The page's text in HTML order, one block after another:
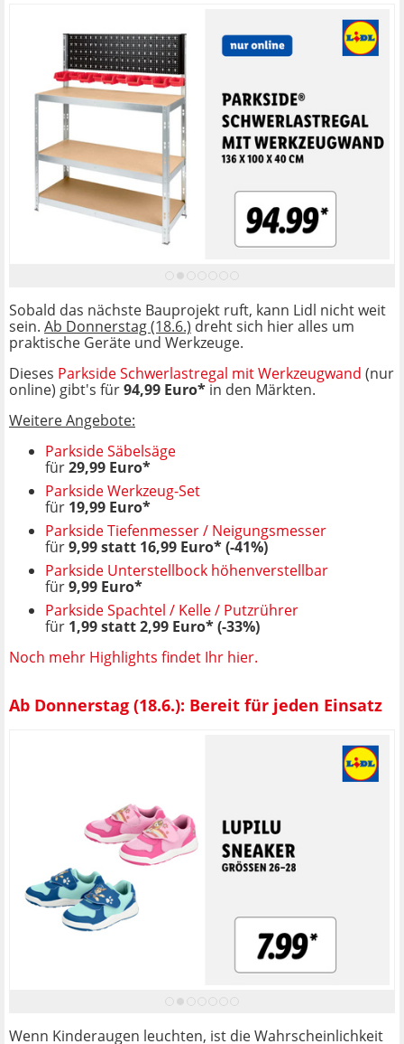
Sobald das nächste Bauprojekt ruft, kann Lidl nicht weit
sein. Ab Donnerstag (18.6.) dreht sich hier alles um
praktische Geräte und Werkzeuge.
Dieses Parkside Schwerlastregal mit Werkzeugwand (nur
online) gibt's für94,99 Euro* in den Märkten.
Weitere Angebote:
Parkside Säbelsäge
für29,99 Euro*
Parkside Werkzeug-Set
für 19,99 Euro*
Parkside Tiefenmesser / Neigungsmesser
für9,99 statt 16,99 Euro* (-41%)
Parkside Unterstellbock höhenverstellbar
für9,99 Euro*
Parkside Spachtel / Kelle / Putzrührer
für 1,99 statt 2,99 Euro* (-33%)
Noch mehr Highlights findet Ihr hier.
Ab Donnerstag (18.6.): Bereit für jeden Einsatz
Wenn Kinderaugen leuchten, ist die Wahrscheinlichkeit